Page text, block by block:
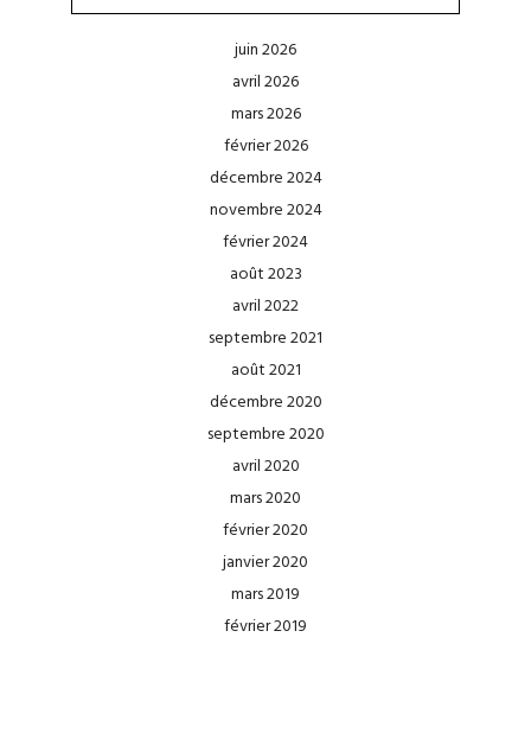
juin 2026
avril 2026
mars 2026
février 2026
décembre 2024
novembre 2024
février 2024
août 2023
avril 2022
septembre 2021
août 2021
décembre 2020
septembre 2020
avril 2020
mars 2020
février 2020
janvier 2020
mars 2019
février 2019